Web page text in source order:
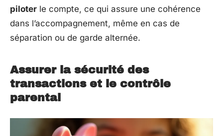
piloter le compte, ce qui assure une cohérence
dans l’accompagnement, même en cas de
séparation ou de garde alternée.
Assurer la sécurité des
transactions et le contrôle
parental